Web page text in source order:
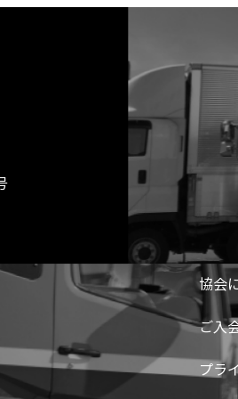
協会
ご入
プラ